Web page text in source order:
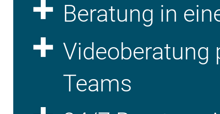
Beratung in
Videoberatung
Teams